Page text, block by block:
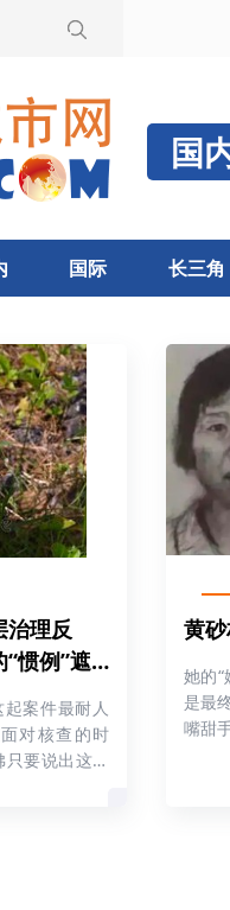
国
国际 长三角
治理反
惯例”遮
案件最耐人
对核查的时
要说出这两
黄
她的
是最
嘴甜